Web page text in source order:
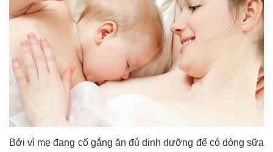
Bởi vì mẹ đang cố gắng ăn đủ dinh dưỡng để có dòng sữa